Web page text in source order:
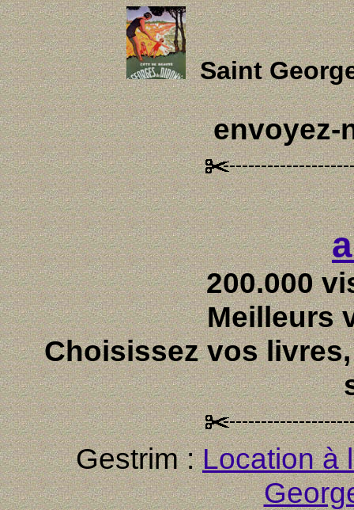
Saint
envoyez-
200.000
Meilleurs
Choisissez vos
Gestrim :Location à